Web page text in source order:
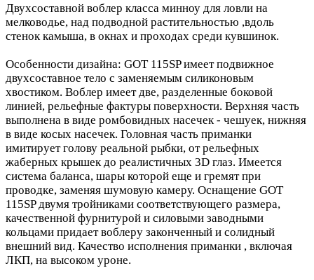
Двухсоставной воблер класса минноу для ловли на
мелководье, над подводной растительностью ,вдоль
стенок камыша, в окнах и проходах среди кувшинок.
Особенности дизайна: GOT 115SP имеет подвижное
двухсоставное тело с заменяемым силиконовым
хвостиком. Воблер имеет две, разделенные боковой
линией, рельефные фактуры поверхности. Верхняя часть
выполнена в виде ромбовидных насечек - чешуек, нижняя
в виде косых насечек. Головная часть приманки
имитирует голову реальной рыбки, от рельефных
жаберных крышек до реалистичных 3D глаз. Имеется
система баланса, шары которой еще и гремят при
проводке, заменяя шумовую камеру. Оснащение GOT
115SP двумя тройниками соответствующего размера,
качественной фурнитурой и силовыми заводными
кольцами придает воблеру законченный и солидный
внешний вид. Качество исполнения приманки , включая
ЛКП, на высоком уроне.